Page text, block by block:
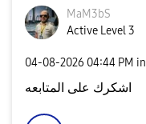
MaM3bS
Active Level 3
‎04-08-2026 04:44 PM in
اشكرك على المتابعه